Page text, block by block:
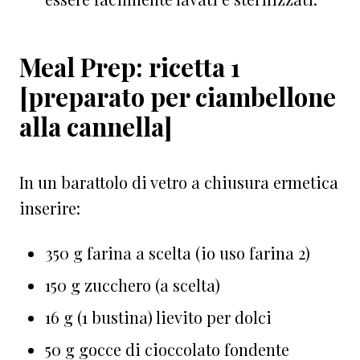
Meal Prep: ricetta 1
[preparato per ciambellone
alla cannella]
In un barattolo di vetro a chiusura ermetica
inserire:
350 g farina a scelta (io uso farina 2)⁠
150 g zucchero (a scelta)
16 g (1 bustina) lievito per dolci⁠
50 g gocce di cioccolato fondente